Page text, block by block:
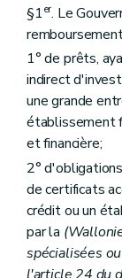
§1er. Le
1° de prêts,
indirect
une grande
établissement
et financière;
2°
de certificats
crédit ou un
par la
spécialisées
l'article 24 du